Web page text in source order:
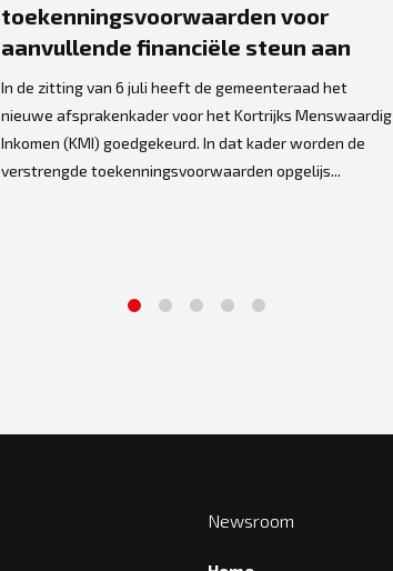
toekenningsvoorwaarden voor
aanvullende financiële steun aan
In de zitting van 6 juli heeft de gemeenteraad het
nieuwe afsprakenkader voor het Kortrijks Menswaardig
Inkomen (KMI) goedgekeurd. In dat kader worden de
verstrengde toekenningsvoorwaarden opgelijs...
Newsroom